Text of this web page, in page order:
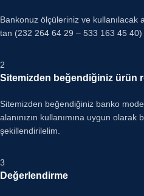
Bankonuz ölçüleriniz ve kullanılacak
tan (232 264 64 29 – 533 163 45 40)
2
Sitemizden beğendiğiniz ürün
Sitemizden beğendiğiniz banko
alanınızın kullanımına uygun
şekillendirilelim.
3
Değerlendirme